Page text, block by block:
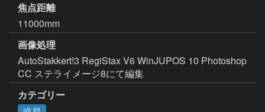
焦点距離
11000mm
画像処理
AutoStakkert!3 RegiStax V6 WinJUPOS 10 Photoshop
CC ステライメージ8にて編集
カテゴリー